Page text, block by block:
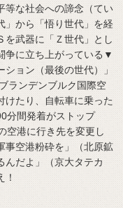
等な社会への諦念（てい
」から「悟り世代」を経
を武器に「Ｚ世代」とし
争に立ち上がっている▼
ョン（最後の世代）」
ランデンブルク国際空
けたり、自転車に乗った
分間発着がストップ
空港に行き先を変更し
空港粉砕を」（北原鉱
んだよ」（京大タテカ